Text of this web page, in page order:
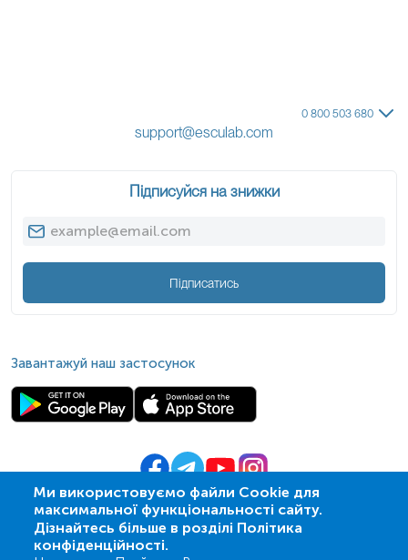
Ми використовуємо файли Cookie для
максимальної функціональності сайту.
Дізнайтесь більше в розділі Політика
конфіденційності.
0 800 503 680
support@esculab.com
Підписуйся на знижки
Підписатись
Завантажуй наш застосунок
© 2009- 2026 | ПСМЛ «Ескулаб»